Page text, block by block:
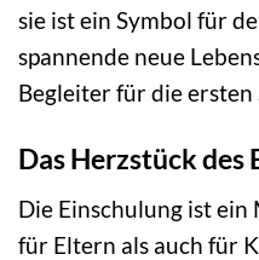
sie ist ein Symbol für
spannende neue
Begleiter für die ersten
Das Herzstück des
Die Einschulung ist
für Eltern als auch für